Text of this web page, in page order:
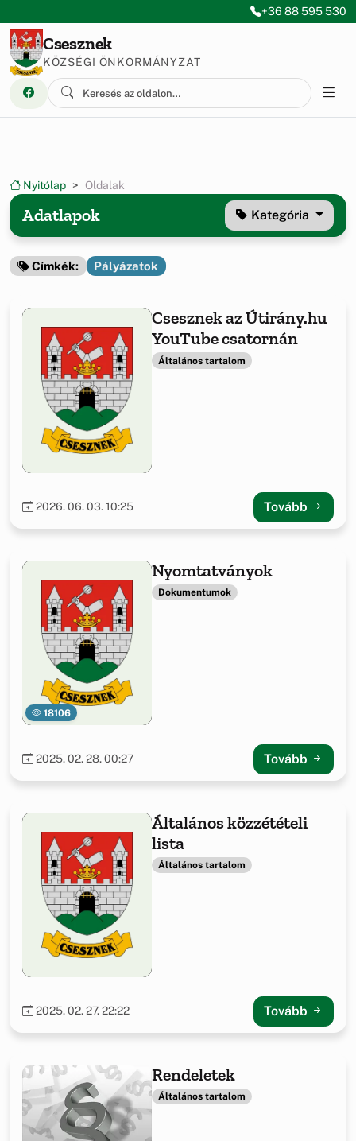
+36 88 595 530
Csesznek
KÖZSÉGI ÖNKORMÁNYZAT
Nyitólap Oldalak
Adatlapok Kategória
Címkék: Pályázatok
Csesznek az Útirány.hu
YouTube csatornán
Általános tartalom
2026. 06. 03. 10:25 Tovább
18106
Nyomtatványok
Dokumentumok
2025. 02. 28. 00:27 Tovább
Általános közzétételi
lista
Általános tartalom
2025. 02. 27. 22:22 Tovább
Rendeletek
Általános tartalom